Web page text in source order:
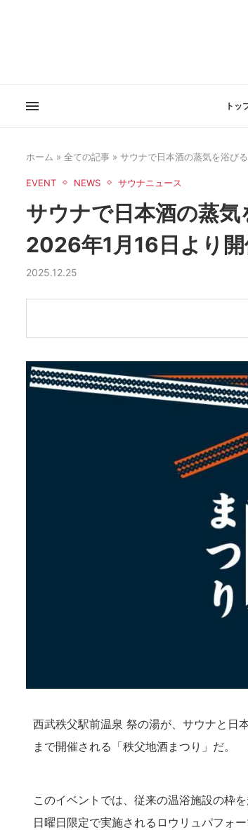
トッ
ホーム » 全ての記事 » サウナで日本酒の蒸気を浴び
EVENT NEWS サウナニュース
サウナで日本酒の蒸
2026年1月16日より
2025.12.25
西武秩父駅前温泉 祭の湯が、サウナと日
まで開催される「秩父地酒まつり」だ。
このイベントでは、従来の温浴施設の枠
日曜日限定で実施されるロウリュパフォー